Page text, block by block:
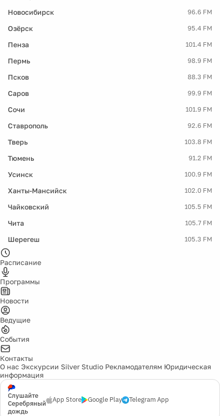
Новосибирск 96.6 FM
Озёрск 95.4 FM
Пенза 101.4 FM
Пермь 98.9 FM
Псков 88.3 FM
Саров 99.9 FM
Сочи 101.9 FM
Ставрополь 92.6 FM
Тверь 103.8 FM
Тюмень 91.2 FM
Усинск 100.9 FM
Ханты-Мансийск 102.0 FM
Чайковский 105.5 FM
Чита 105.7 FM
Шерегеш 105.3 FM
Расписание
Программы
Новости
Ведущие
События
Контакты
О нас Экскурсии Silver Studio Рекламодателям Юридическая
информация
Слушайте
Серебряный
дождь
App Store Google Play Telegram App